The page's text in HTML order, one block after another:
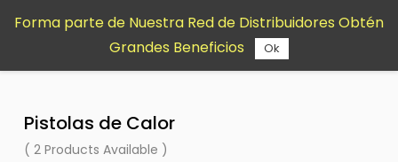
contenido
Pistolas de Calor
( 2 Products Available )
Forma parte de Nuestra Red de Distribuidores Obtén
Grandes Beneficios
Ok